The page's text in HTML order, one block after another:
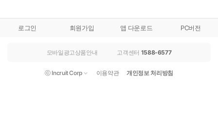
로그인 회원가입 앱 다운로드 PC버전
모바일광고상품안내 고객센터 1588-6577
ⓒ Incruit Corp 이용약관 개인정보 처리방침